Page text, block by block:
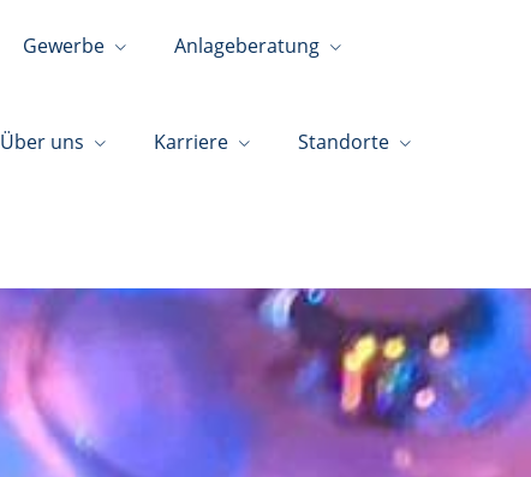
Gewerbe Anlageberatung
Über uns Karriere Standorte